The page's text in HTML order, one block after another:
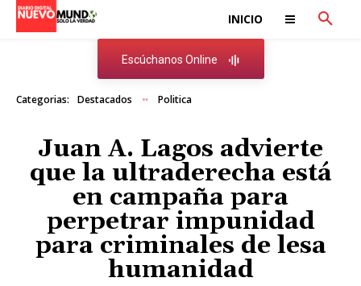
INICIO
Escúchanos Online
Categorias: Destacados Politica
Juan A. Lagos advierte
que la ultraderecha está
en campaña para
perpetrar impunidad
para criminales de lesa
humanidad